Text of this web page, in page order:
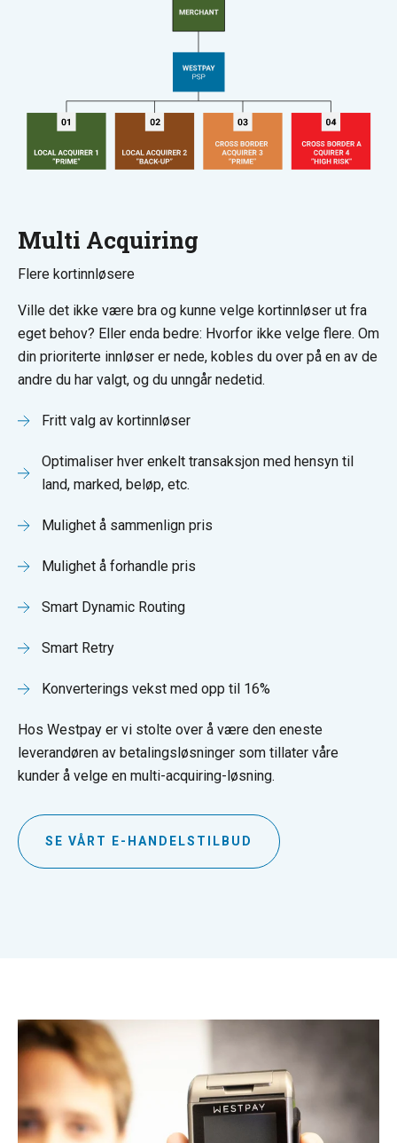
Multi Acquiring
Flere kortinnløsere
Ville det ikke være bra og kunne velge kortinnløser ut fra
eget behov? Eller enda bedre: Hvorfor ikke velge flere. Om
din prioriterte innløser er nede, kobles du over på en av de
andre du har valgt, og du unngår nedetid.
Fritt valg av kortinnløser
Optimaliser hver enkelt transaksjon med hensyn til
land, marked, beløp, etc.
Mulighet å sammenlign pris
Mulighet å forhandle pris
Smart Dynamic Routing
Smart Retry
Konverterings vekst med opp til 16%
Hos Westpay er vi stolte over å være den eneste
leverandøren av betalingsløsninger som tillater våre
kunder å velge en multi-acquiring-løsning.
SE VÅRT E-HANDELSTILBUD